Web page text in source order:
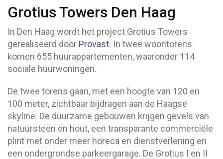
Grotius Towers Den Haag
In Den Haag wordt het project Grotius Towers
gerealiseerd door Provast. In twee woontorens
komen 655 huurappartementen, waaronder 114
sociale huurwoningen.
De twee torens gaan, met een hoogte van 120 en
100 meter, zichtbaar bijdragen aan de Haagse
skyline. De duurzame gebouwen krijgen gevels van
natuursteen en hout, een transparante commerciële
plint met onder meer horeca en dienstverlening en
een ondergrondse parkeergarage. De Grotius I en II